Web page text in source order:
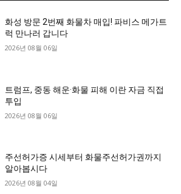
화성 방문 2번째 화물차 매입! 파비스 메가트
럭 만나러 갑니다
2026년 08월 06일
트럼프, 중동 해운·화물 피해 이란 자금 직접
투입
2026년 08월 06일
주선허가증 시세부터 화물주선허가권까지
알아봅시다
2026년 08월 04일